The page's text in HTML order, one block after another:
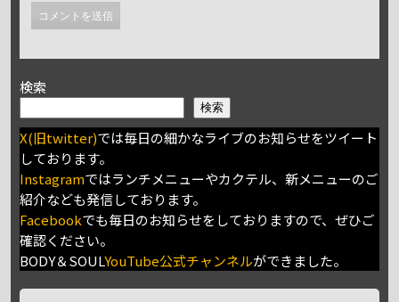
検索
検索
X(旧twitter)では毎日の細かなライブのお知らせをツイート
しております。
Instagramではランチメニューやカクテル、新メニューのご
紹介なども発信しております。
Facebookでも毎日のお知らせをしておりますので、ぜひご
確認ください。
BODY＆SOULYouTube公式チャンネルができました。